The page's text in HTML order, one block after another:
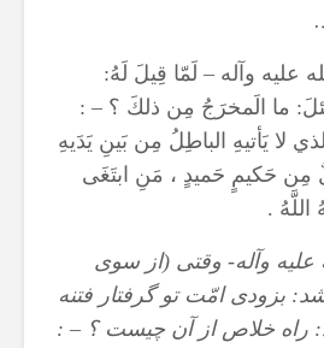
عليه وآله – لَمّا قِيلَ لَهُ:
ما الَمخرَجُ مِن ذلكَ ؟ – :
لا يَأتيهِ الباطِلُ مِن بَينِ يَدَيهِ
مِن حَكيمٍ حَميدٍ ، مَنِ ابتَغَى
اللَّهُ .
عليه وآله- وقتى (از سوى
بزودى امّت تو گرفتار فتنه
راه خلاص از آن چيست ؟ – :